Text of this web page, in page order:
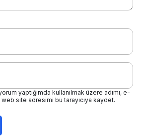
yaptığımda kullanılmak üzere adımı, e-
site adresimi bu tarayıcıya kaydet.